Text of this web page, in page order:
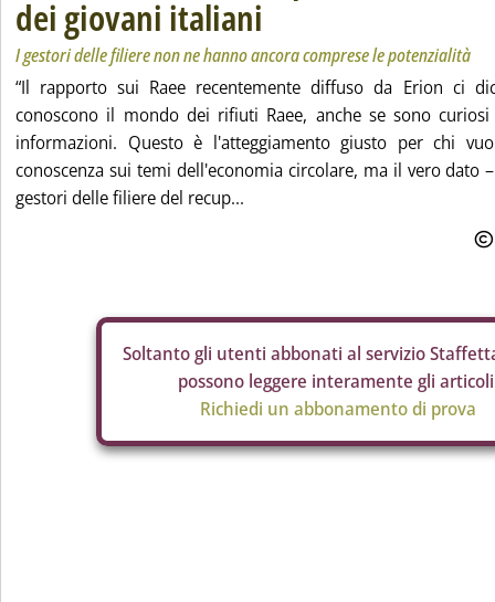
dei giovani italiani
I gestori delle filiere non ne hanno ancora comprese le potenzialità
“Il rapporto sui Raee recentemente diffuso da Erion ci
conoscono il mondo dei rifiuti Raee, anche se sono
informazioni. Questo è l'atteggiamento giusto per chi
conoscenza sui temi dell'economia circolare, ma il vero dato
gestori delle filiere del recup...
Soltanto gli utenti abbonati al servizio
possono leggere interamente gli
Richiedi un abbonamento di prova